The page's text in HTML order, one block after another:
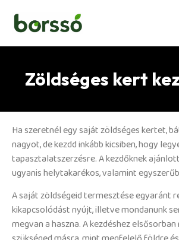
Zöldséges kert
Ha szeretnél egy saját zöldséges kertet,
nagyot, de kezdd inkább kicsiben, hogy
tapasztalatszerzésre. A kezdőknek
ugyanis helytakarékos, valamint
A saját zöldségeid termesztése egyaránt
kikapcsolódást nyújt, illetve mondanunk
megvan a haszna. A kezdéshez elsősorban